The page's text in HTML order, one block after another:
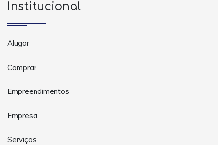
Institucional
Alugar
Comprar
Empreendimentos
Empresa
Serviços